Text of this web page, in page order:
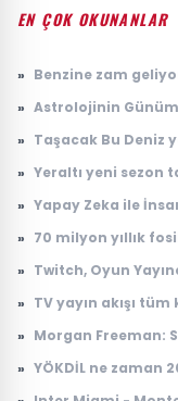
EN ÇOK OKUNANLAR
» Benzine zam
» Astrolojinin
» Taşacak Bu Deniz
» Yeraltı yeni sezon
» Yapay Zeka ile
» 70 milyon yıllık
» Twitch, Oyun
» TV yayın akışı
» Morgan Freeman:
» YÖKDİL ne zaman